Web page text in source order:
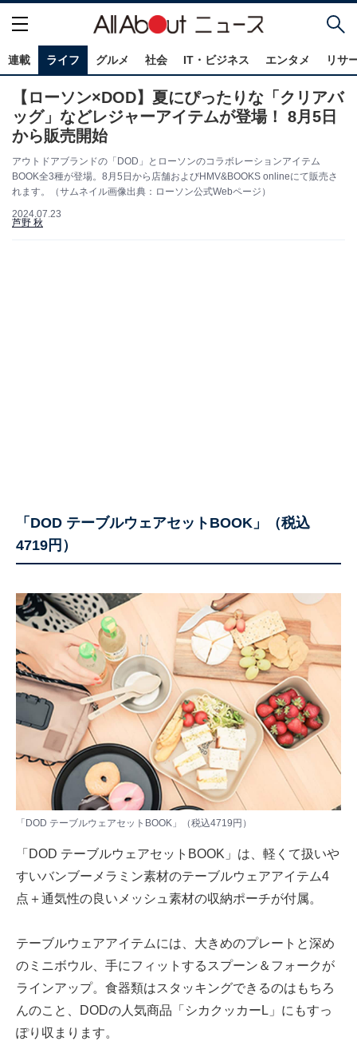
連載 ライフ グルメ 社会 IT・ビジネス エンタメ リサ
【ローソン×DOD】夏にぴったりな「クリアバ
ッグ」などレジャーアイテムが登場！ 8月5日
から販売開始
アウトドアブランドの「DOD」とローソンのコラボレーションアイテム
BOOK全3種が登場。8月5日から店舗およびHMV&BOOKS onlineにて販売さ
れます。（サムネイル画像出典：ローソン公式Webページ）
2024.07.23
芦野 秋
「DOD テーブルウェアセットBOOK」（税込
4719円）
「DOD テーブルウェアセットBOOK」（税込4719円）
「DOD テーブルウェアセットBOOK」は、軽くて扱いや
すいバンブーメラミン素材のテーブルウェアアイテム4
点＋通気性の良いメッシュ素材の収納ポーチが付属。
テーブルウェアアイテムには、大きめのプレートと深め
のミニボウル、手にフィットするスプーン＆フォークが
ラインアップ。食器類はスタッキングできるのはもちろ
んのこと、DODの人気商品「シカクッカーL」にもすっ
ぽり収まります。